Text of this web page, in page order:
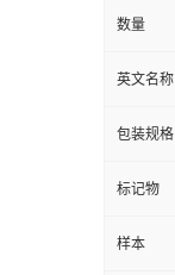
数量
英文名称
包装规格
标记物
样本